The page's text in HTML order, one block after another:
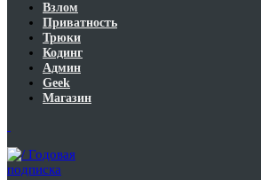
Взлом
Приватность
Трюки
Кодинг
Админ
Geek
Магазин
Годовая
подписка